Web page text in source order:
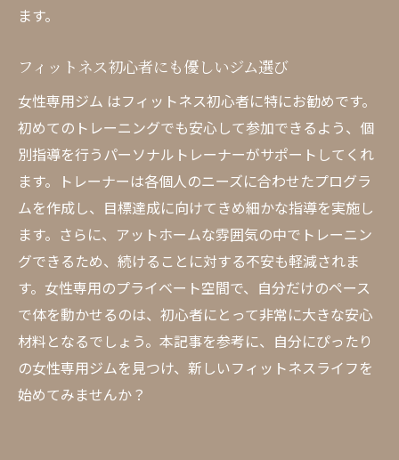
ます。
フィットネス初心者にも優しいジム選び
女性専用ジム はフィットネス初心者に特にお勧めです。
初めてのトレーニングでも安心して参加できるよう、個
別指導を行うパーソナルトレーナーがサポートしてくれ
ます。トレーナーは各個人のニーズに合わせたプログラ
ムを作成し、目標達成に向けてきめ細かな指導を実施し
ます。さらに、アットホームな雰囲気の中でトレーニン
グできるため、続けることに対する不安も軽減されま
す。女性専用のプライベート空間で、自分だけのペース
で体を動かせるのは、初心者にとって非常に大きな安心
材料となるでしょう。本記事を参考に、自分にぴったり
の女性専用ジムを見つけ、新しいフィットネスライフを
始めてみませんか？